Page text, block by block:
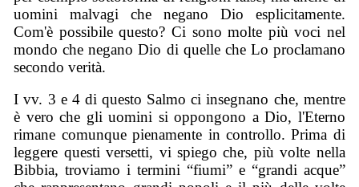
uomini malvagi che negano Dio esplicitamente.
Com'è possibile questo? Ci sono molte più voci nel
mondo che negano Dio di quelle che Lo proclamano
secondo verità.
I vv. 3 e 4 di questo Salmo ci insegnano che, mentre
è vero che gli uomini si oppongono a Dio, l'Eterno
rimane comunque pienamente in controllo. Prima di
leggere questi versetti, vi spiego che, più volte nella
Bibbia, troviamo i termini “fiumi” e “grandi acque”